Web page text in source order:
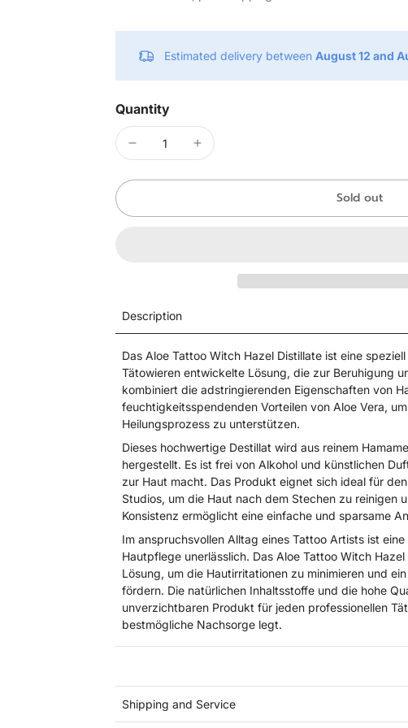
Estimated delivery between August 12 and
Quantity
Sold out
Description
Das Aloe Tattoo Witch Hazel Distillate ist eine
Tätowieren entwickelte Lösung, die zur Beruhigung
kombiniert die adstringierenden Eigenschaften von
feuchtigkeitsspendenden Vorteilen von Aloe Vera,
Heilungsprozess zu unterstützen.
Dieses hochwertige Destillat wird aus reinem
hergestellt. Es ist frei von Alkohol und künstlichen
zur Haut macht. Das Produkt eignet sich ideal für
Studios, um die Haut nach dem Stechen zu reinigen
Konsistenz ermöglicht eine einfache und sparsame
Im anspruchsvollen Alltag eines Tattoo Artists ist
Hautpflege unerlässlich. Das Aloe Tattoo Witch
Lösung, um die Hautirritationen zu minimieren und
fördern. Die natürlichen Inhaltsstoffe und die hohe
unverzichtbaren Produkt für jeden professionellen
bestmögliche Nachsorge legt.
Shipping and Service